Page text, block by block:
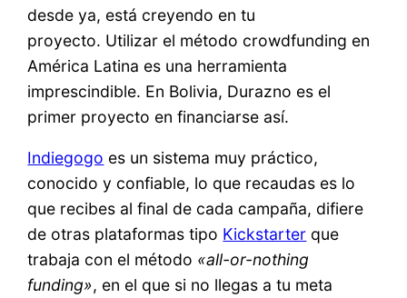
desde ya, está creyendo en tu
proyecto. Utilizar el método crowdfunding en
América Latina es una herramienta
imprescindible. En Bolivia, Durazno es el
primer proyecto en financiarse así.
Indiegogo es un sistema muy práctico,
conocido y confiable, lo que recaudas es lo
que recibes al final de cada campaña, difiere
de otras plataformas tipo Kickstarter que
trabaja con el método «all-or-nothing
funding», en el que si no llegas a tu meta